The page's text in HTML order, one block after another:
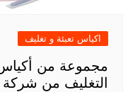
اكياس تعبئة و تغليف
مجموعة من
التغليف من